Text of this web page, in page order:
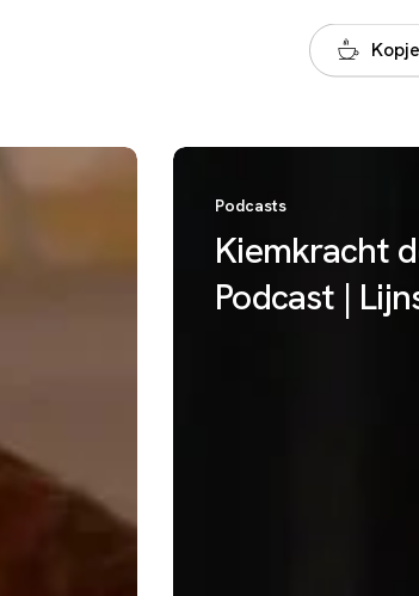
Kiemkracht
Lijnspel
Podcasts
Kiemkracht
Podcast |